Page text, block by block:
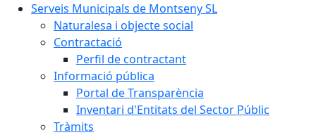
Serveis Municipals de Montseny SL
Naturalesa i objecte social
Contractació
Perfil de contractant
Informació pública
Portal de Transparència
Inventari d'Entitats del Sector Públic
Tràmits